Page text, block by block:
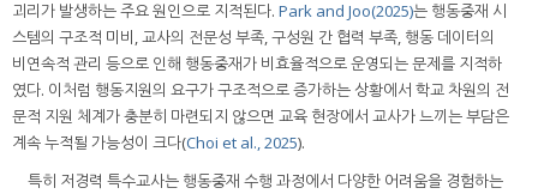
괴리가 발생하는 주요 원인으로 지적된다. Park and Joo(2025)는 행동중재 시
스템의 구조적 미비, 교사의 전문성 부족, 구성원 간 협력 부족, 행동 데이터의
비연속적 관리 등으로 인해 행동중재가 비효율적으로 운영되는 문제를 지적하
였다. 이처럼 행동지원의 요구가 구조적으로 증가하는 상황에서 학교 차원의 전
문적 지원 체계가 충분히 마련되지 않으면 교육 현장에서 교사가 느끼는 부담은
계속 누적될 가능성이 크다(Choi et al., 2025).
특히 저경력 특수교사는 행동중재 수행 과정에서 다양한 어려움을 경험하는